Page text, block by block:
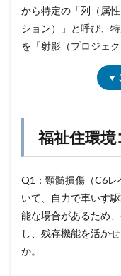
から特定の「列（属
ション）」と呼び、
を「射影（プロジェ
▼
福祉住環
Q1：頸髄損傷（C6レ
いて、自力で車いす
能な場合があるため
し、残存機能を活か
か。